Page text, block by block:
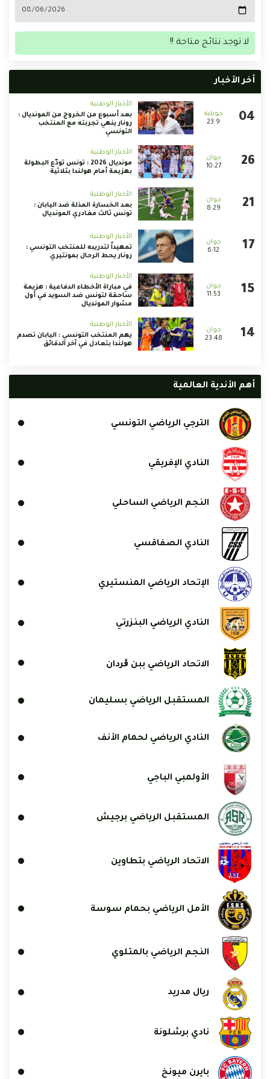
لا توجد نتائج متاحة !!
أخر الأخبار
23:9
الأخبار الوطنية
بعد أسبوع من الخروج من المونديال :
رونار ينهي تجربته مع المنتخب
التونسي
10:27
الأخبار الوطنية
مونديال 2026 : تونس تودّع البطولة
بهزيمة أمام هولندا بثلاثية
8:29
الأخبار الوطنية
بعد الخسارة المذلة ضد اليابان :
تونس ثالث مغادري المونديال
6:12
الأخبار الوطنية
تمهيداً لتدريبه للمنتخب التونسي :
رونار يحط الرحال بمونتيري
11:53
الأخبار الوطنية
في مباراة الأخطاء الدفاعية : هزيمة
ساحقة لتونس ضد السويد في أول
مشوار المونديال
23:48
الأخبار الوطنية
يهم المنتخب التونسي : اليابان تصدم
هولندا بتعادل في آخر الدقائق
أهم الأندية العالمية
الترجي الرياضي التونسي
النادي الإفريقي
النجم الرياضي الساحلي
النادي الصفاقسي
الإتحاد الرياضي المنستيري
النادي الرياضي البنزرتي
الاتحاد الرياضي ببن ڨردان
المستقبل الرياضي بسليمان
النادي الرياضي لحمام الأنف
الأولمبي الباجي
المستقبل الرياضي برجيش
الاتحاد الرياضي بتطاوين
الأمل الرياضي بحمام سوسة
النجم الرياضي بالمتلوي
ريال مدريد
نادي برشلونة
بايرن ميونخ